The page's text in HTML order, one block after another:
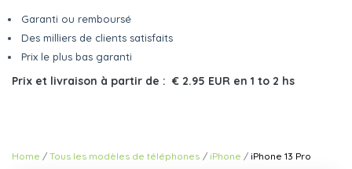
Garanti ou remboursé
Des milliers de clients satisfaits
Prix le plus bas garanti
Prix et livraison à partir de : € 2.95 EUR en 1 to 2 hs
Home Tous les modèles de téléphones iPhone iPhone 13 Pro